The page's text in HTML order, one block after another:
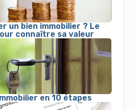
un bien immobilier ? Le
connaître sa valeur
en 10 étapes